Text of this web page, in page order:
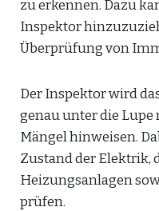
zu erkennen. Dazu
Inspektor
Überprüfung von
Der Inspektor wird
genau unter die
Mängel hinweisen.
Zustand der Elektrik,
Heizungsanlagen
prüfen.